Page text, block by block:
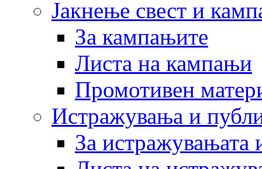
Јакнење свест и
За кампањите
Листа на кампањи
Промотивен
Истражувања и
За истражувањата